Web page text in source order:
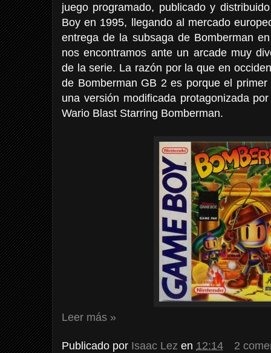
juego programado, publicado y
Boy en 1995, llegando al mercado
entrega de la subsaga de Bomberman
nos encontramos ante un arcade muy
de la serie. La razón por la que en
de Bomberman GB 2 es porque el
una versión modificada protagonizada
Wario Blast Starring Bomberman.
Leer más »
Publicado por Isaac Lez en 12:14
2